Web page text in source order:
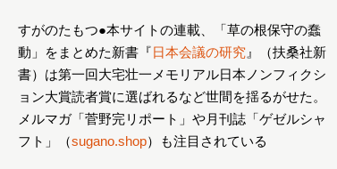
すがのたもつ●本サイトの連載、「草の根保守の蠢
動」をまとめた新書『日本会議の研究 』（扶桑社新
書）は第一回大宅壮一メモリアル日本ノンフィクシ
ョン大賞読者賞に選ばれるなど世間を揺るがせた。
メルマガ「菅野完リポート」や月刊誌「ゲゼルシャ
フト」（sugano.shop）も注目されている